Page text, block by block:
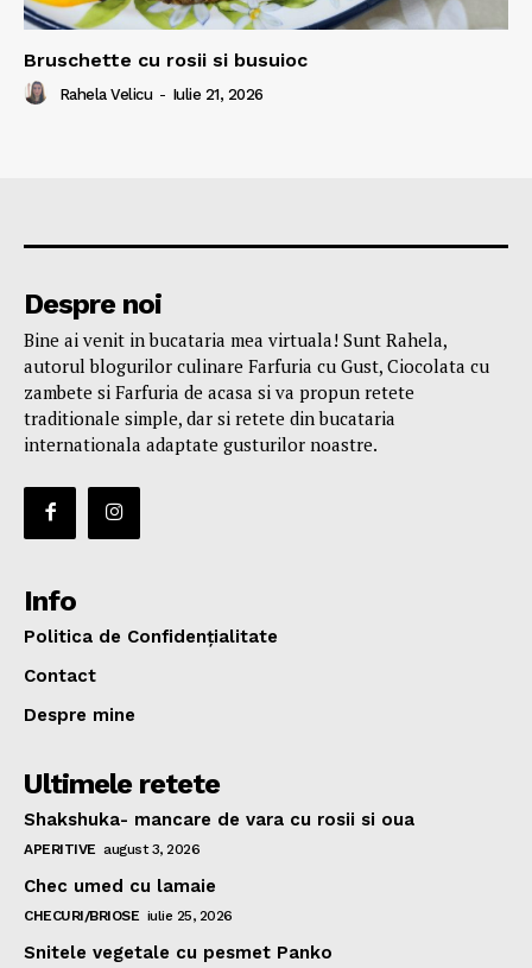
Bruschette cu rosii si busuioc
Rahela Velicu - Iulie 21, 2026
Despre noi
Bine ai venit in bucataria mea virtuala! Sunt Rahela,
autorul blogurilor culinare Farfuria cu Gust, Ciocolata cu
zambete si Farfuria de acasa si va propun retete
traditionale simple, dar si retete din bucataria
internationala adaptate gusturilor noastre.
Info
Politica de Confidențialitate
Contact
Despre mine
Ultimele retete
Shakshuka- mancare de vara cu rosii si oua
APERITIVE august 3, 2026
Chec umed cu lamaie
CHECURI/BRIOSE iulie 25, 2026
Snitele vegetale cu pesmet Panko